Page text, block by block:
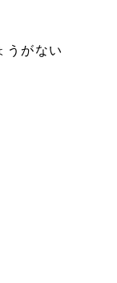
うがない